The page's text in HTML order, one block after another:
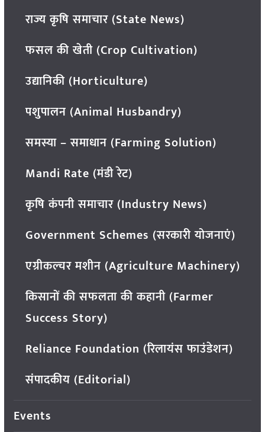
राज्य कृषि समाचार (State News)
फसल की खेती (Crop Cultivation)
उद्यानिकी (Horticulture)
पशुपालन (Animal Husbandry)
समस्या – समाधान (Farming Solution)
Mandi Rate (मंडी रेट)
कृषि कंपनी समाचार (Industry News)
Government Schemes (सरकारी योजनाएं)
एग्रीकल्चर मशीन (Agriculture Machinery)
किसानों की सफलता की कहानी (Farmer
Success Story)
Reliance Foundation (रिलायंस फाउंडेशन)
संपादकीय (Editorial)
Events